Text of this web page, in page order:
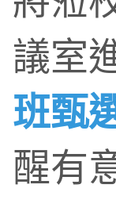
議室
班甄
醒有